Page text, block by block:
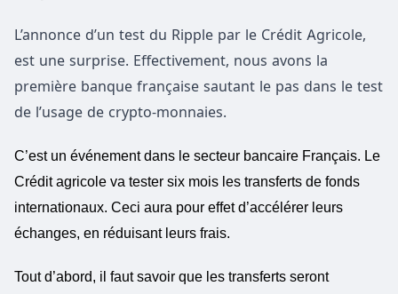
L’annonce d’un test du Ripple par le Crédit Agricole,
est une surprise. Effectivement, nous avons la
première banque française sautant le pas dans le test
de l’usage de crypto-monnaies.
C’est un événement dans le secteur bancaire Français. Le
Crédit agricole va tester six mois les transferts de fonds
internationaux. Ceci aura pour effet d’accélérer leurs
échanges, en réduisant leurs frais.
Tout d’abord, il faut savoir que les transferts seront